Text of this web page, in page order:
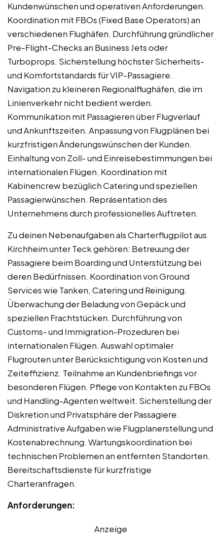
Kundenwünschen und operativen Anforderungen.
Koordination mit FBOs (Fixed Base Operators) an
verschiedenen Flughäfen. Durchführung gründlicher
Pre-Flight-Checks an Business Jets oder
Turboprops. Sicherstellung höchster Sicherheits-
und Komfortstandards für VIP-Passagiere.
Navigation zu kleineren Regionalflughäfen, die im
Linienverkehr nicht bedient werden.
Kommunikation mit Passagieren über Flugverlauf
und Ankunftszeiten. Anpassung von Flugplänen bei
kurzfristigen Änderungswünschen der Kunden.
Einhaltung von Zoll- und Einreisebestimmungen bei
internationalen Flügen. Koordination mit
Kabinencrew bezüglich Catering und speziellen
Passagierwünschen. Repräsentation des
Unternehmens durch professionelles Auftreten.
Zu deinen Nebenaufgaben als Charterflugpilot aus
Kirchheim unter Teck gehören: Betreuung der
Passagiere beim Boarding und Unterstützung bei
deren Bedürfnissen. Koordination von Ground
Services wie Tanken, Catering und Reinigung.
Überwachung der Beladung von Gepäck und
speziellen Frachtstücken. Durchführung von
Customs- und Immigration-Prozeduren bei
internationalen Flügen. Auswahl optimaler
Flugrouten unter Berücksichtigung von Kosten und
Zeiteffizienz. Teilnahme an Kundenbriefings vor
besonderen Flügen. Pflege von Kontakten zu FBOs
und Handling-Agenten weltweit. Sicherstellung der
Diskretion und Privatsphäre der Passagiere.
Administrative Aufgaben wie Flugplanerstellung und
Kostenabrechnung. Wartungskoordination bei
technischen Problemen an entfernten Standorten.
Bereitschaftsdienste für kurzfristige
Charteranfragen.
Anforderungen:
Anzeige